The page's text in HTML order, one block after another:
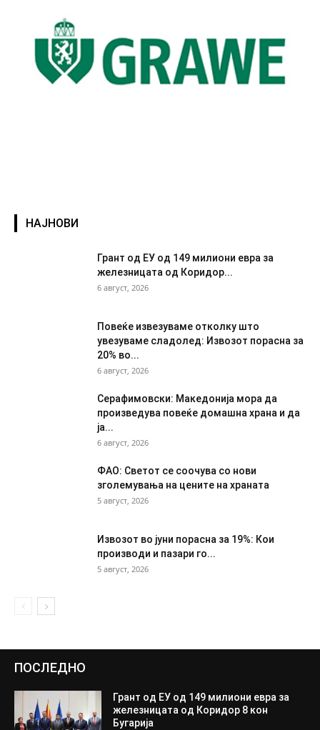
НАЈНОВИ
Грант од ЕУ од 149 милиони евра за
железницата од Коридор...
6 август, 2026
Повеќе извезуваме отколку што
увезуваме сладолед: Извозот порасна за
20% во...
6 август, 2026
Серафимовски: Македонија мора да
произведува повеќе домашна храна и да
ја...
6 август, 2026
ФАО: Светот се соочува со нови
зголемувања на цените на храната
5 август, 2026
Извозот во јуни порасна за 19%: Кои
производи и пазари го...
5 август, 2026
ПОСЛЕДНО
Грант од ЕУ од 149 милиони евра за
железницата од Коридор 8 кон
Бугарија